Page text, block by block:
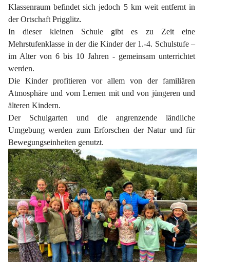
Klassenraum befindet sich jedoch 5 km weit entfernt in
der Ortschaft Prigglitz.
In dieser kleinen Schule gibt es zu Zeit eine
Mehrstufenklasse in der die Kinder der 1.-4. Schulstufe –
im Alter von 6 bis 10 Jahren - gemeinsam unterrichtet
werden.
Die Kinder profitieren vor allem von der familiären
Atmosphäre und vom Lernen mit und von jüngeren und
älteren Kindern.
Der Schulgarten und die angrenzende ländliche
Umgebung werden zum Erforschen der Natur und für
Bewegungseinheiten genutzt.